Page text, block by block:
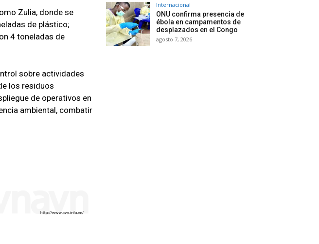
Zulia, donde se
de plástico;
4 toneladas de
sobre actividades
los residuos
de operativos en
ambiental, combatir
Internacional
ONU confirma presencia de
ébola en campamentos de
desplazados en el Congo
agosto 7, 2026